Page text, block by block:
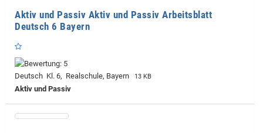
Aktiv und Passiv Aktiv und Passiv Arbeitsblatt
Deutsch 6 Bayern
Deutsch Kl. 6, Realschule, Bayern 13 KB
Aktiv und Passiv